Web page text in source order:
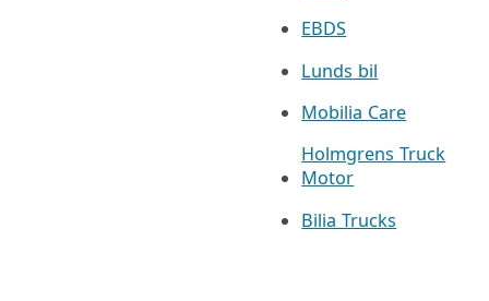
EBDS
Lunds bil
Mobilia Care
Holmgrens Truck
Motor
Bilia Trucks